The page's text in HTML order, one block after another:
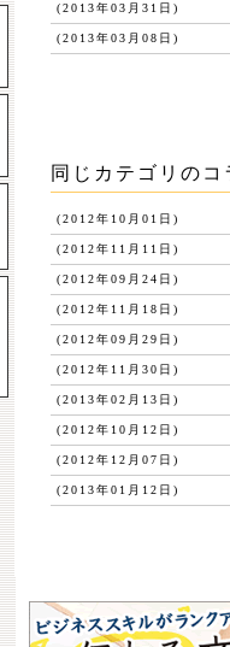
(2013年03月31日)
(2013年03月08日)
同じカテゴリのコ
(2012年10月01日)
(2012年11月11日)
(2012年09月24日)
(2012年11月18日)
(2012年09月29日)
(2012年11月30日)
(2013年02月13日)
(2012年10月12日)
(2012年12月07日)
(2013年01月12日)